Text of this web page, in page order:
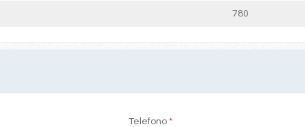
780
Telefono *